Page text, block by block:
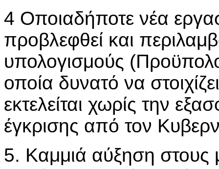
4 Οποιαδήποτε νέα
προβλεφθεί και
υπολογισμούς
οποία δυνατό να
εκτελείται χωρίς την
έγκρισης από τον
5. Καμμιά αύξηση στους